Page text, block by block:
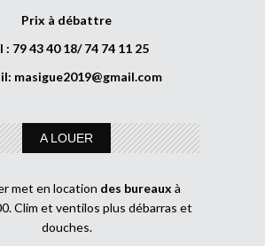
Prix à débattre
: 79 43 40 18/ 74 74 11 25
masigue2019@gmail.com
A LOUER
met en location des bureaux à
Clim et ventilos plus débarras et
douches.